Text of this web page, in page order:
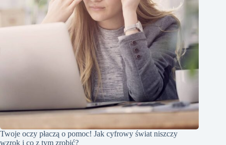
Twoje oczy płaczą o pomoc! Jak cyfrowy świat niszczy
wzrok i co z tym zrobić?